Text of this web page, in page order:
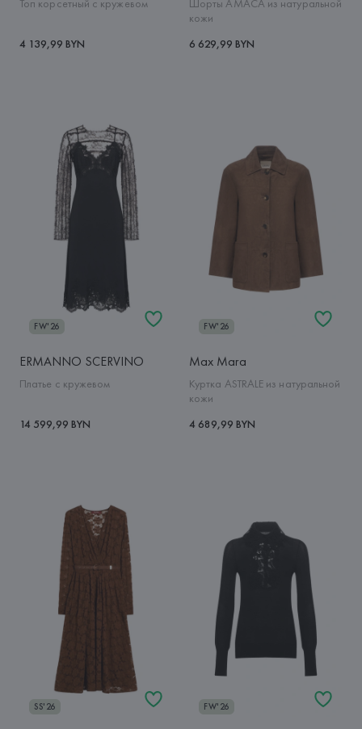
Топ корсетный с кружевом
4 139,99 BYN
Шорты AMACA из натуральной
кожи
6 629,99 BYN
FW'26
ERMANNO SCERVINO
Платье с кружевом
14 599,99 BYN
FW'26
Max Mara
Куртка ASTRALE из натуральной
кожи
4 689,99 BYN
SS'26 FW'26